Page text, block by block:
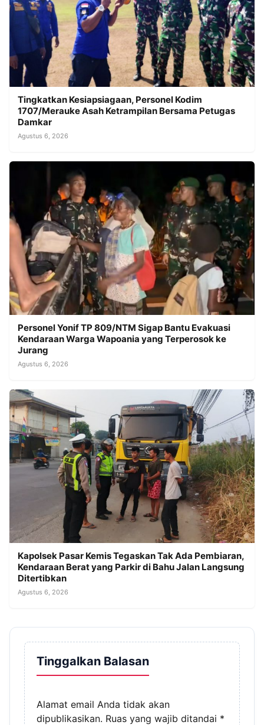
Tingkatkan Kesiapsiagaan, Personel Kodim
1707/Merauke Asah Ketrampilan Bersama Petugas
Damkar
Agustus 6, 2026
Personel Yonif TP 809/NTM Sigap Bantu Evakuasi
Kendaraan Warga Wapoania yang Terperosok ke
Jurang
Agustus 6, 2026
Kapolsek Pasar Kemis Tegaskan Tak Ada Pembiaran,
Kendaraan Berat yang Parkir di Bahu Jalan Langsung
Ditertibkan
Agustus 6, 2026
Tinggalkan Balasan
Alamat email Anda tidak akan
dipublikasikan. Ruas yang wajib ditandai *